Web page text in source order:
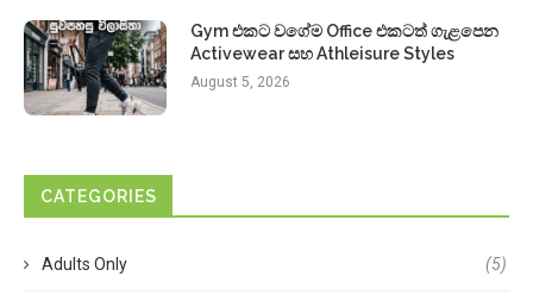
Gym එකට වගේම Office එකටත් ගැළපෙන
Activewear සහ Athleisure Styles
August 5, 2026
CATEGORIES
Adults Only (5)